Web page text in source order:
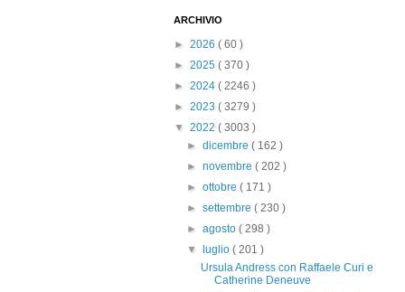
ARCHIVIO
► 2026 ( 60 )
► 2025 ( 370 )
► 2024 ( 2246 )
► 2023 ( 3279 )
▼ 2022 ( 3003 )
►dicembre( 162 )
►novembre( 202 )
►ottobre( 171 )
►settembre( 230 )
►agosto( 298 )
▼
luglio( 201 )
Ursula Andress con Raffaele Curi e
Catherine Deneuve